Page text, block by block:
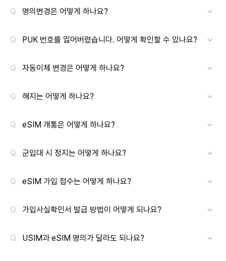
명의변경은 어떻게 하나요?
PUK 번호를 잃어버렸습니다. 어떻게 확인할 수 있나요?
자동이체 변경은 어떻게 하나요?
해지는 어떻게 하나요?
eSIM 개통은 어떻게 하나요?
군입대 시 정지는 어떻게 하나요?
eSIM 가입 접수는 어떻게 하나요?
가입사실확인서 발급 방법이 어떻게 되나요?
USIM과 eSIM 명의가 달라도 되나요?